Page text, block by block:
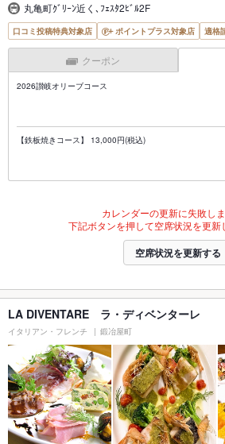
丸亀町ｸﾞﾘｰﾝ近く､ﾌｪｽﾀ2ﾋﾞﾙ2F
口コミ投稿特典対象店 ポイントプラス対象店 適格
クーポン
2026讃岐オリーブコース
【鉄板焼きコース】 13,000円(税込)
カレンダーの更新に失敗しま
下記ボタンを押して空席状況を更新
空席状況を更新する
LA DIVENTARE ラ・ディベンターレ
イタリアン・フレンチ 鍛冶屋町